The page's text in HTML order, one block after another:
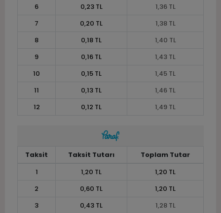
6 0,23 TL
1,36 TL
7
0,20 TL
1,38 TL
8
0,18 TL
1,40 TL
9
0,16 TL
1,43 TL
10
0,15 TL
1,45 TL
11
0,13 TL
1,46 TL
12
0,12 TL 1,49 TL
Taksit Taksit Tutarı
Toplam Tutar
1
1,20 TL
1,20 TL
2
0,60 TL
1,20 TL
3
0,43 TL
1,28 TL